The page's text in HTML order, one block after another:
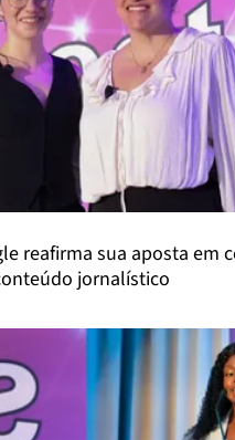
reafirma sua aposta em
jornalístico